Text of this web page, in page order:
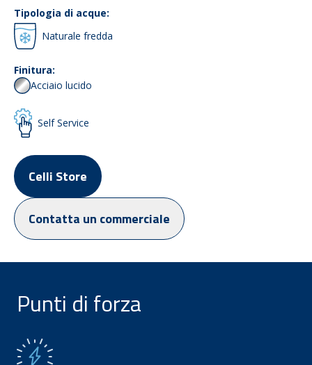
Tipologia di acque:
Naturale fredda
Finitura:
Acciaio lucido
Self Service
Celli Store
Contatta un commerciale
Punti di forza